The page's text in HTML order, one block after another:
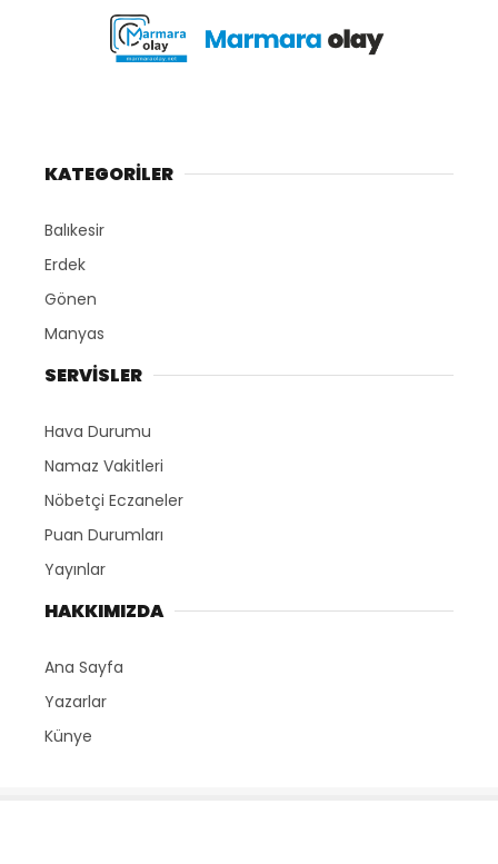
KATEGORİLER
Balıkesir
Erdek
Gönen
Manyas
SERVİSLER
Hava Durumu
Namaz Vakitleri
Nöbetçi Eczaneler
Puan Durumları
Yayınlar
HAKKIMIZDA
Ana Sayfa
Yazarlar
Künye